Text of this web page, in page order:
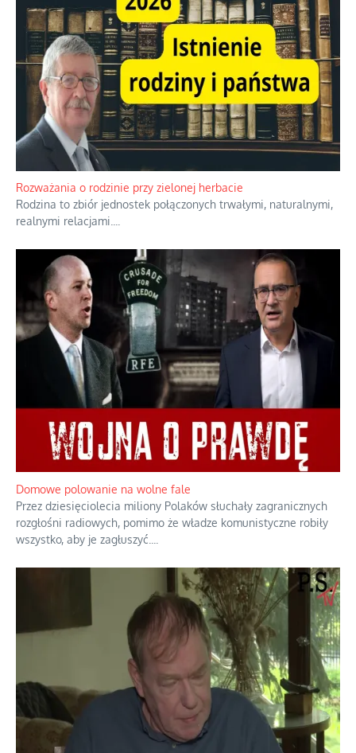
Bezobsługowe muzeum objawień w Alpach
Boże, nikt tego nie pilnuje, nic kompletnie....
Rozważania o rodzinie przy zielonej herbacie
Rodzina to zbiór jednostek połączonych trwałymi, naturalnymi,
realnymi relacjami....